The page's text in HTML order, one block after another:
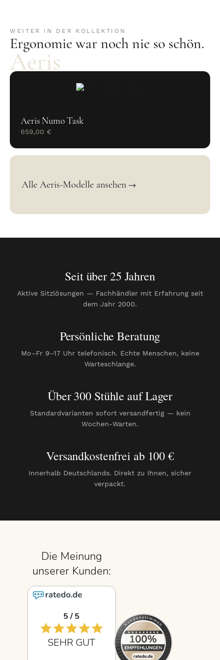
WEITER IN DER KOLLEKTION
Ergonomie war noch nie so schön.
Aeris
Aeris Numo Task
659,00 €
Alle Aeris-Modelle ansehen
Seit über 25 Jahren
Aktive Sitzlösungen — Fachhändler mit Erfahrung seit
dem Jahr 2000.
Persönliche Beratung
Mo–Fr 9–17 Uhr telefonisch. Echte Menschen, keine
Warteschlange.
Über 300 Stühle auf Lager
Standardvarianten sofort versandfertig — kein
Wochen-Warten.
Versandkostenfrei ab 100 €
Innerhalb Deutschlands. Direkt zu Ihnen, sicher
verpackt.
5 / 5
SEHR GUT SEHR GUT